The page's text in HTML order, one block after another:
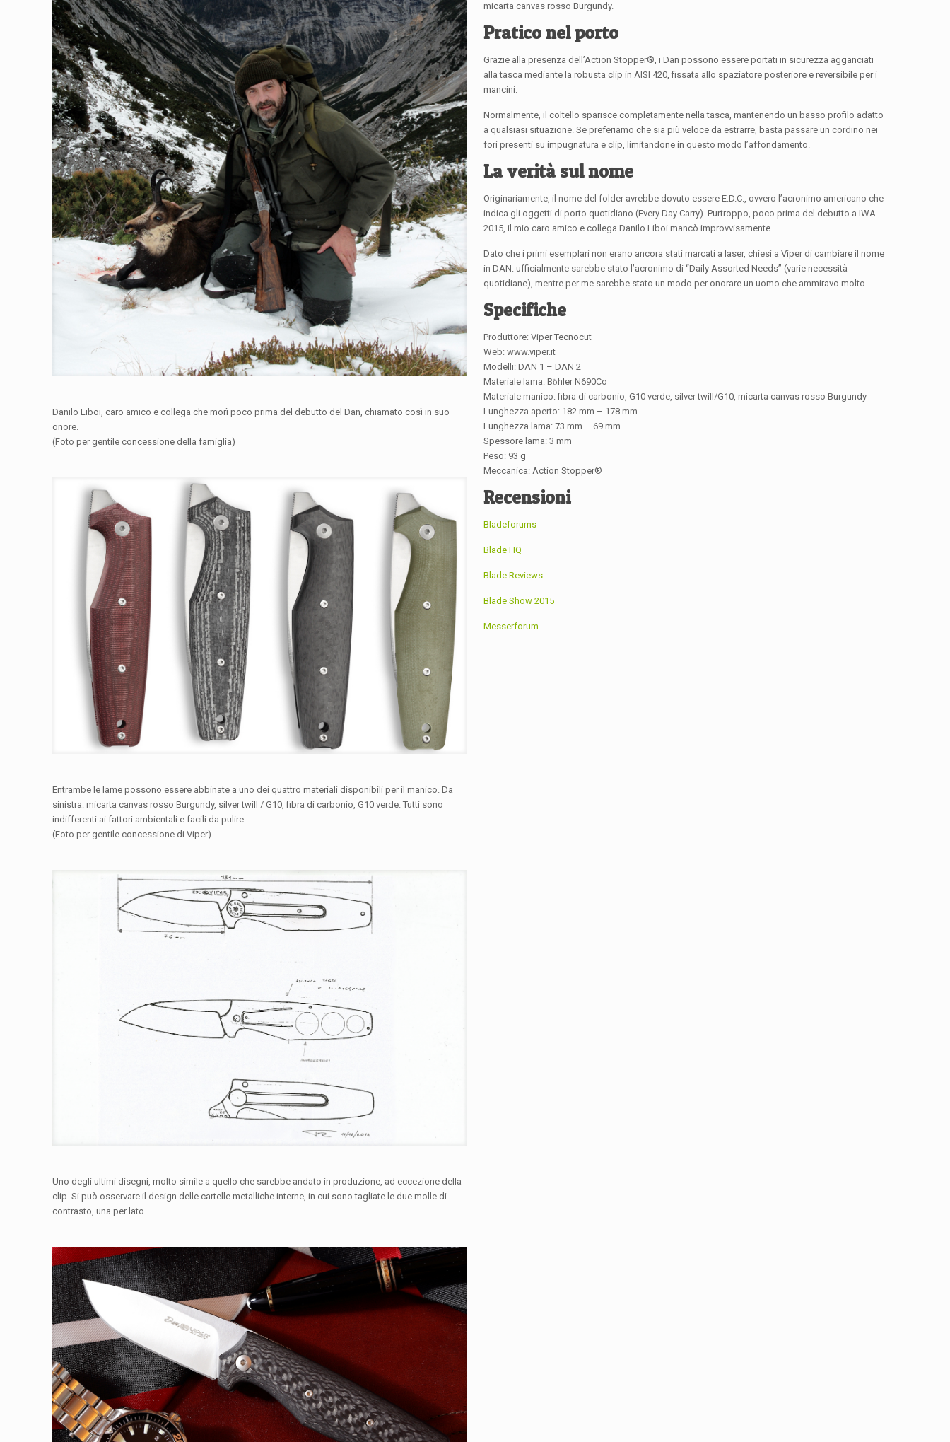
Danilo Liboi, caro amico e collega che morì poco prima del debutto del Dan, chiamato così in suo
onore.
(Foto per gentile concessione della famiglia)
Entrambe le lame possono essere abbinate a uno dei quattro materiali disponibili per il manico. Da
sinistra: micarta canvas rosso Burgundy, silver twill / G10, fibra di carbonio, G10 verde. Tutti sono
indifferenti ai fattori ambientali e facili da pulire.
(Foto per gentile concessione di Viper)
Uno degli ultimi disegni, molto simile a quello che sarebbe andato in produzione, ad eccezione della
clip. Si può osservare il design delle cartelle metalliche interne, in cui sono tagliate le due molle di
contrasto, una per lato.
micarta canvas rosso Burgundy.
Pratico nel porto
Grazie alla presenza dell’Action Stopper®, i Dan possono essere portati in sicurezza agganciati
alla tasca mediante la robusta clip in AISI 420, fissata allo spaziatore posteriore e reversibile per i
mancini.
Normalmente, il coltello sparisce completamente nella tasca, mantenendo un basso profilo adatto
a qualsiasi situazione. Se preferiamo che sia più veloce da estrarre, basta passare un cordino nei
fori presenti su impugnatura e clip, limitandone in questo modo l’affondamento.
La verità sul nome
Originariamente, il nome del folder avrebbe dovuto essere E.D.C., ovvero l’acronimo americano che
indica gli oggetti di porto quotidiano (Every Day Carry). Purtroppo, poco prima del debutto a IWA
2015, il mio caro amico e collega Danilo Liboi mancò improvvisamente.
Dato che i primi esemplari non erano ancora stati marcati a laser, chiesi a Viper di cambiare il nome
in DAN: ufficialmente sarebbe stato l’acronimo di “Daily Assorted Needs” (varie necessità
quotidiane), mentre per me sarebbe stato un modo per onorare un uomo che ammiravo molto.
Specifiche
Produttore: Viper Tecnocut
Web: www.viper.it
Modelli: DAN 1 – DAN 2
Materiale lama: Bö hler N690Co
Materiale manico: fibra di carbonio, G10 verde, silver twill/G10, micarta canvas rosso Burgundy
Lunghezza aperto: 182 mm – 178 mm
Lunghezza lama: 73 mm – 69 mm
Spessore lama: 3 mm
Peso: 93 g
Meccanica: Action Stopper®
Recensioni
Bladeforums
Blade HQ
Blade Reviews
Blade Show 2015
Messerforum